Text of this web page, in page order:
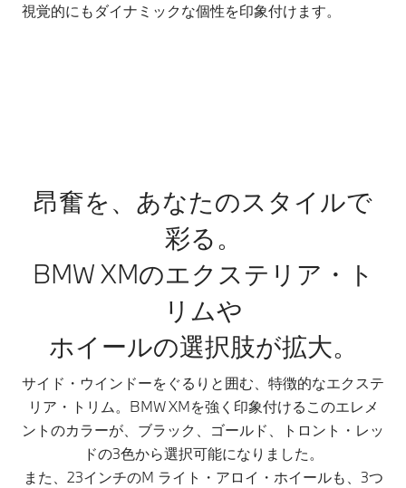
視覚的にもダイナミックな個性を印象付けます。
昂奮を、あなたのスタイルで
彩る。
BMW XMのエクステリア・ト
リムや
ホイールの選択肢が拡大。
サイド・ウインドーをぐるりと囲む、特徴的なエクステ
リア・トリム。BMW XMを強く印象付けるこのエレメ
ントのカラーが、ブラック、ゴールド、トロント・レッ
ドの3色から選択可能になりました。
また、23インチのM ライト・アロイ・ホイールも、3つ